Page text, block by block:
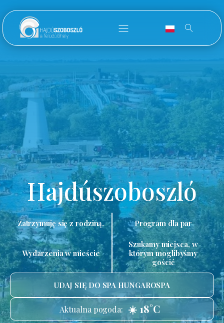
Hajdúszoboszló
Zatrzymuję się z rodziną. Program dla par
Wydarzenia w mieście
Szukamy miejsca, w
którym moglibyśmy
gościć
UDAJ SIĘ DO SPA HUNGAROSPA
Aktualna pogoda: ☀️ 18°C